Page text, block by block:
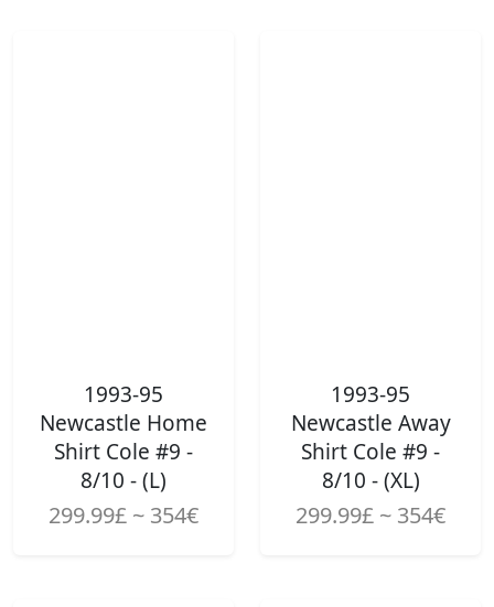
1993-95
Newcastle Home
Shirt Cole #9 -
8/10 - (L)
299.99£ ~ 354€
1993-95
Newcastle Away
Shirt Cole #9 -
8/10 - (XL)
299.99£ ~ 354€